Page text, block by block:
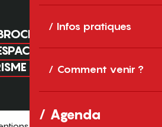
Infos pratiques
Comment venir ?
Agenda
PRO
D'AFFAIRES